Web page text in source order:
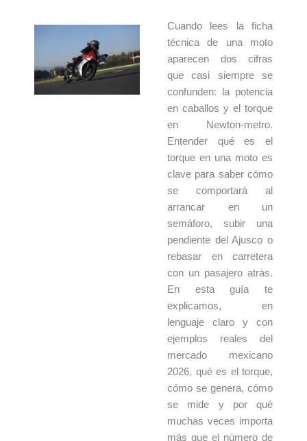
Cuando lees la ficha
técnica de una moto
aparecen dos cifras
que casi siempre se
confunden: la potencia
en caballos y el torque
en Newton-metro.
Entender qué es el
torque en una moto es
clave para saber cómo
se comportará al
arrancar en un
semáforo, subir una
pendiente del Ajusco o
rebasar en carretera
con un pasajero atrás.
En esta guía te
explicamos, en
lenguaje claro y con
ejemplos reales del
mercado mexicano
2026, qué es el torque,
cómo se genera, cómo
se mide y por qué
muchas veces importa
más que el número de